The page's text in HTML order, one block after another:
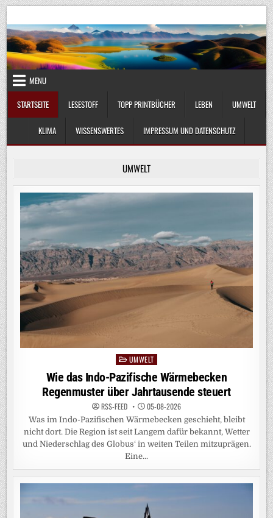
Skip
to
content
UmweltKlima.com
MENU
STARTSEITE
LESESTOFF TOPP PRINTBÜCHER LEBEN UMWELT
KLIMA WISSENSWERTES IMPRESSUM UND DATENSCHUTZ
UMWELT
PostedUMWELT
Wie das Indo-Pazifische Wärmebecken
Regenmuster über Jahrtausende steuert
RSS-FEED 05-08-2026
Was im Indo-Pazifischen Wärmebecken geschieht, bleibt
nicht dort. Die Region ist seit Langem dafür bekannt, Wetter
und Niederschlag des Globus‘ in weiten Teilen mitzuprägen.
Eine...